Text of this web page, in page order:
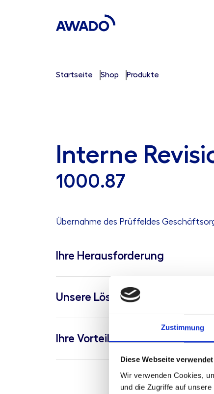
Zustimmung
Diese Webseite
Wir verwenden Cookies,
und die Zugriffe auf
Startseite Shop Produkte
Interne
1000.87
Übernahme des Prüffeldes
Ihre Herausforderung
Unsere Lösung
Ihre Vorteile